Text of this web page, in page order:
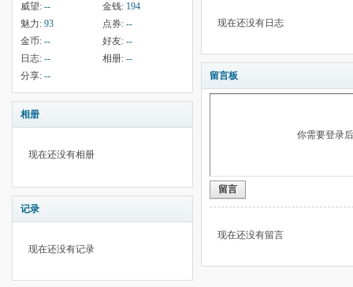
威望: -- 金钱: 194
魅力: 93 点券: --
金币: -- 好友: --
日志: -- 相册: --
分享: --
相册
现在还没有相册
记录
现在还没有记录
现在还没有日志
留言板
你需要登录
留言
现在还没有留言